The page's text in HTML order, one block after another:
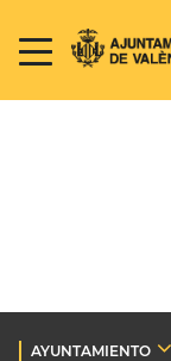
AYUNTAMIENTO